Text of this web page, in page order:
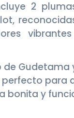
2
de Gudetama
perfecto para
bonita y